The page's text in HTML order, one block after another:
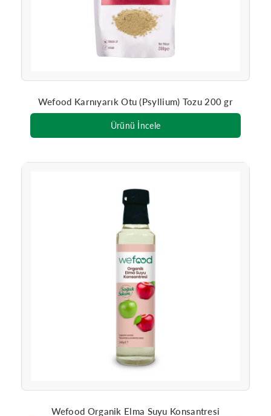
Wefood Karnıyarık Otu (Psyllium) Tozu 200 gr
Ürünü İncele
Wefood Organik Elma Suyu Konsantresi